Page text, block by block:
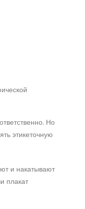
Но
этикеточную
и накатывают
плакат